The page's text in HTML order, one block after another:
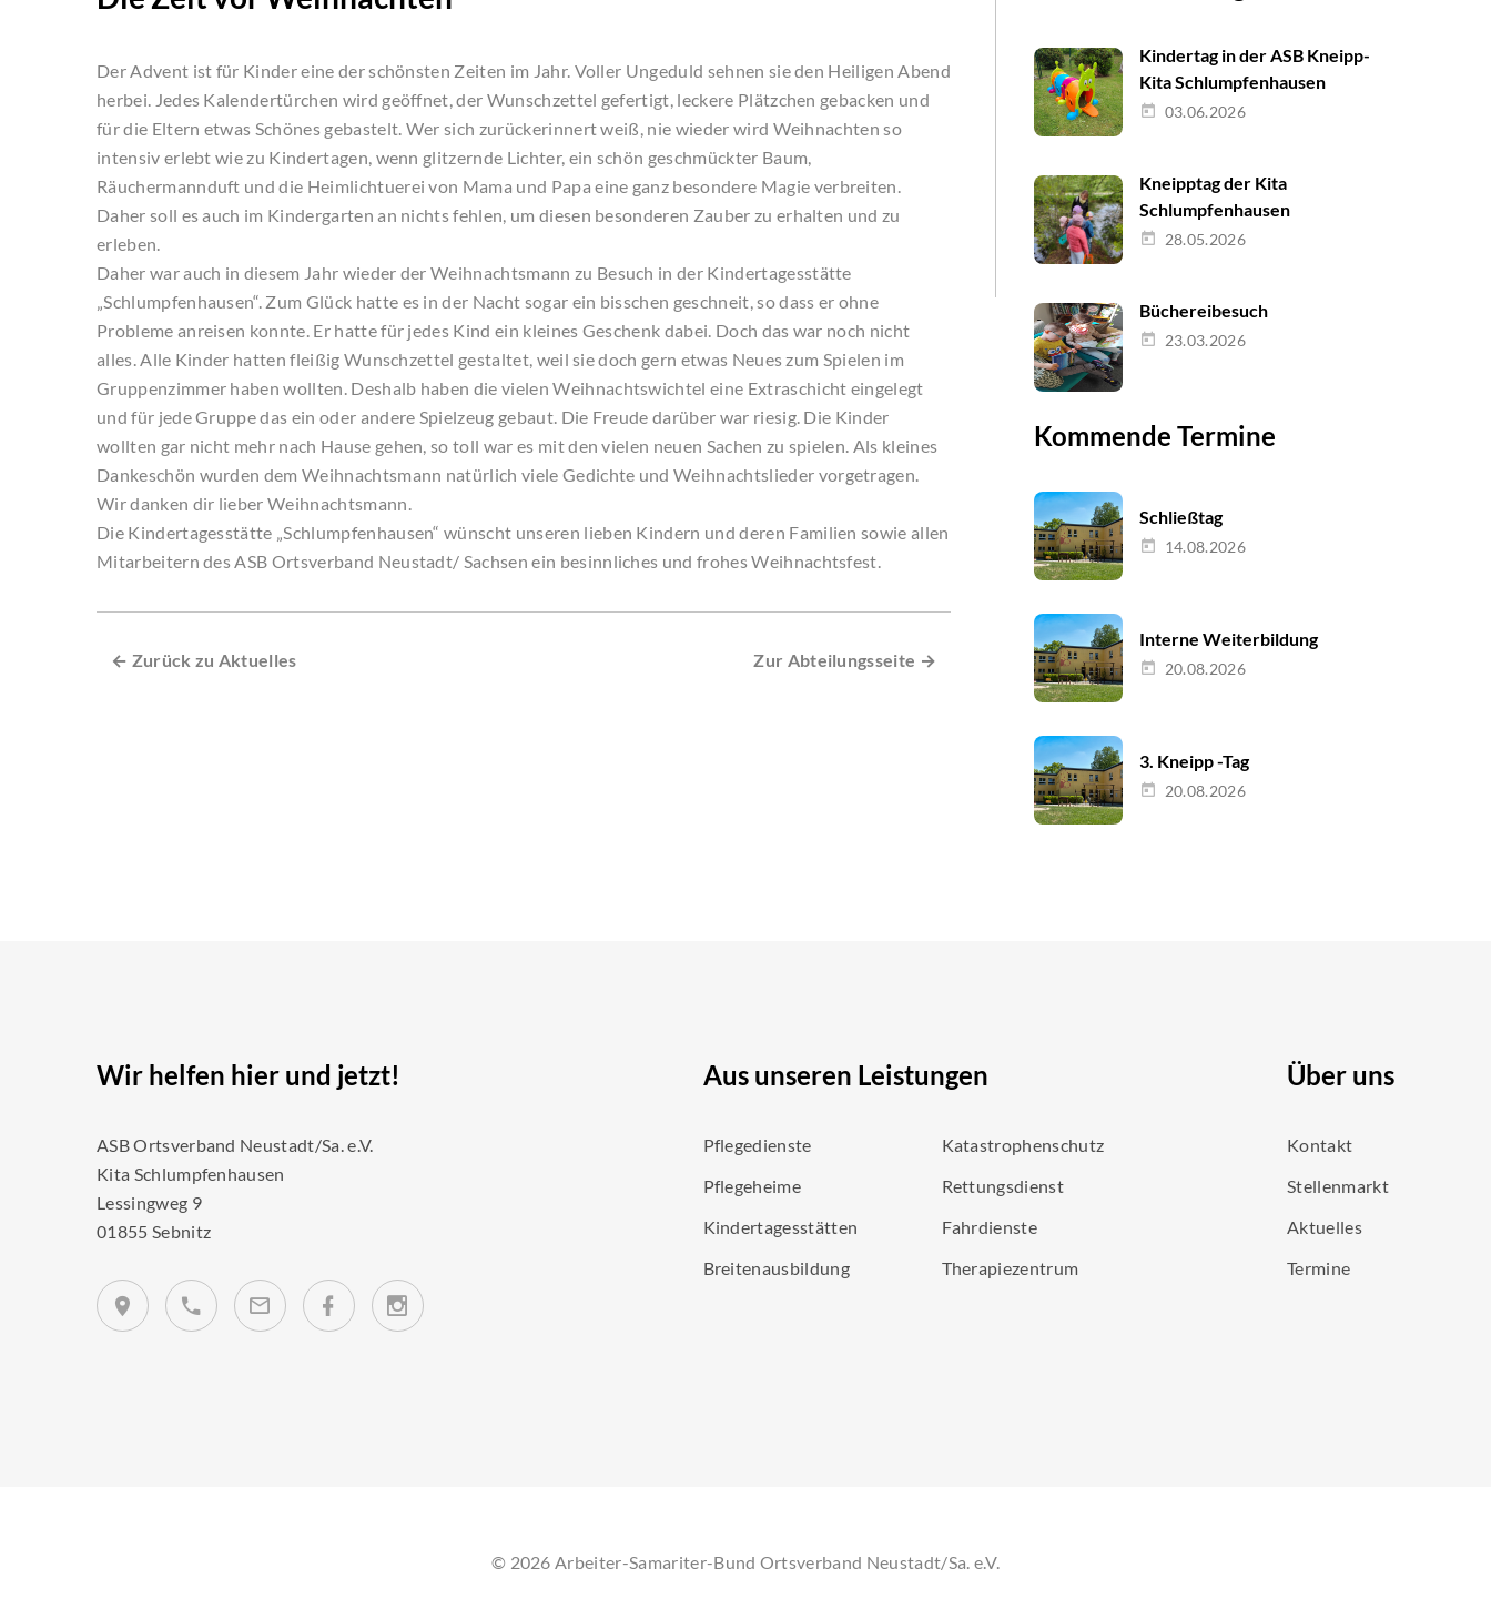
Kindertag in der ASB Kneipp-
Kita Schlumpfenhausen
03.06.2026
Kneipptag der Kita
Schlumpfenhausen
28.05.2026
Büchereibesuch
23.03.2026
Kommende Termine
Schließtag
14.08.2026
Interne Weiterbildung
20.08.2026
3. Kneipp -Tag
20.08.2026
Der Advent ist für Kinder eine der schönsten Zeiten im Jahr. Voller Ungeduld sehnen sie den Heiligen Abend
herbei. Jedes Kalendertürchen wird geöffnet, der Wunschzettel gefertigt, leckere Plätzchen gebacken und
für die Eltern etwas Schönes gebastelt. Wer sich zurückerinnert weiß, nie wieder wird Weihnachten so
intensiv erlebt wie zu Kindertagen, wenn glitzernde Lichter, ein schön geschmückter Baum,
Räuchermannduft und die Heimlichtuerei von Mama und Papa eine ganz besondere Magie verbreiten.
Daher soll es auch im Kindergarten an nichts fehlen, um diesen besonderen Zauber zu erhalten und zu
erleben.
Daher war auch in diesem Jahr wieder der Weihnachtsmann zu Besuch in der Kindertagesstätte
„Schlumpfenhausen“. Zum Glück hatte es in der Nacht sogar ein bisschen geschneit, so dass er ohne
Probleme anreisen konnte. Er hatte für jedes Kind ein kleines Geschenk dabei. Doch das war noch nicht
alles. Alle Kinder hatten fleißig Wunschzettel gestaltet, weil sie doch gern etwas Neues zum Spielen im
Gruppenzimmer haben wollten. Deshalb haben die vielen Weihnachtswichtel eine Extraschicht eingelegt
und für jede Gruppe das ein oder andere Spielzeug gebaut. Die Freude darüber war riesig. Die Kinder
wollten gar nicht mehr nach Hause gehen, so toll war es mit den vielen neuen Sachen zu spielen. Als kleines
Dankeschön wurden dem Weihnachtsmann natürlich viele Gedichte und Weihnachtslieder vorgetragen.
Wir danken dir lieber Weihnachtsmann.
Die Kindertagesstätte „Schlumpfenhausen“ wünscht unseren lieben Kindern und deren Familien sowie allen
Mitarbeitern des ASB Ortsverband Neustadt/ Sachsen ein besinnliches und frohes Weihnachtsfest.
← Zurück zu Aktuelles Zur Abteilungsseite →
Wir helfen hier und jetzt!
ASB Ortsverband Neustadt/Sa. e.V.
Kita Schlumpfenhausen
Lessingweg 9
01855 Sebnitz
Aus unseren Leistungen
Pflegedienste
Pflegeheime
Kindertagesstätten
Breitenausbildung
Katastrophenschutz
Rettungsdienst
Fahrdienste
Therapiezentrum
Über uns
Kontakt
Stellenmarkt
Aktuelles
Termine
© 2026 Arbeiter-Samariter-Bund Ortsverband Neustadt/Sa. e.V.